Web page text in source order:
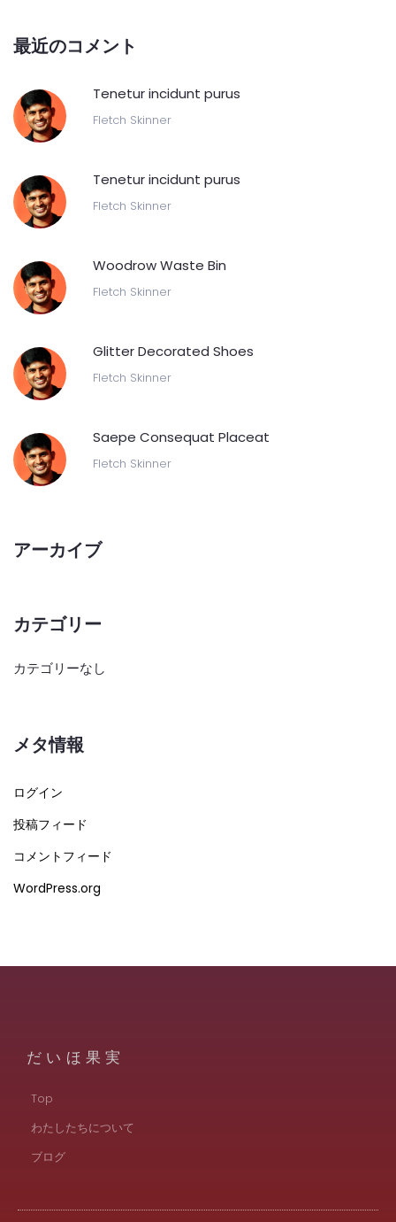
最近のコメント
Tenetur incidunt purus
Fletch Skinner
Tenetur incidunt purus
Fletch Skinner
Woodrow Waste Bin
Fletch Skinner
Glitter Decorated Shoes
Fletch Skinner
Saepe Consequat Placeat
Fletch Skinner
アーカイブ
カテゴリー
カテゴリーなし
メタ情報
ログイン
投稿フィード
コメントフィード
WordPress.org
だいほ果実
Top
わたしたちについて
ブログ